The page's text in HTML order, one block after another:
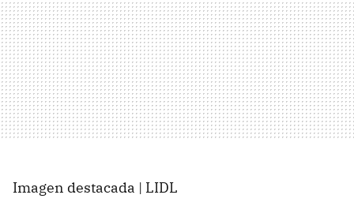
Imagen destacada | LIDL